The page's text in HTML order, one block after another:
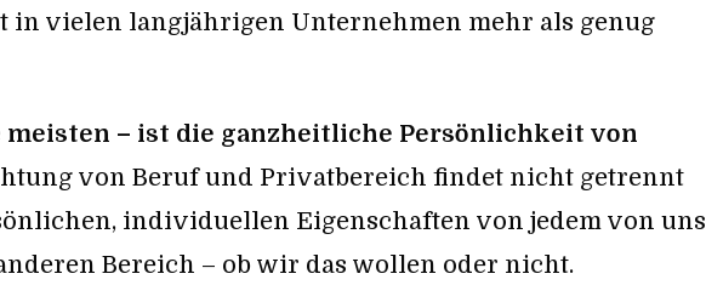
in vielen langjährigen Unternehmen mehr als genug
meisten – ist die ganzheitliche Persönlichkeit von
von Beruf und Privatbereich findet nicht getrennt
individuellen Eigenschaften von jedem von uns
Bereich – ob wir das wollen oder nicht.